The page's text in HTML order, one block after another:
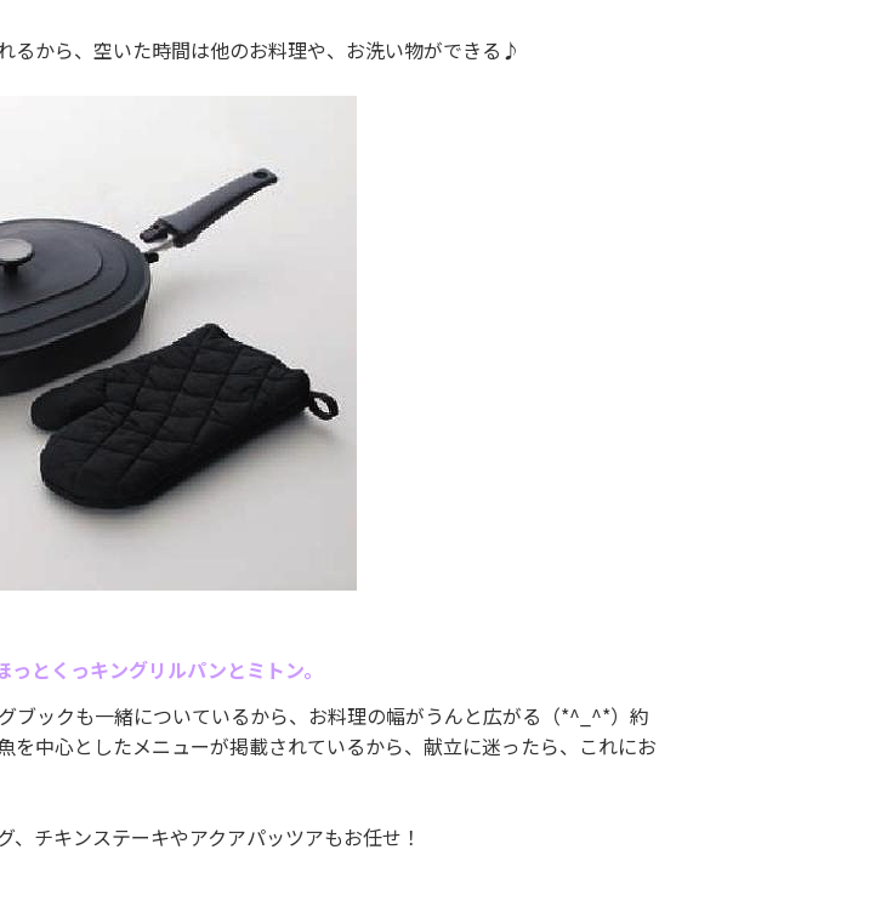
るから、空いた時間は他のお料理や、お洗い物ができる♪
とくっキングリルパンとミトン。
ブックも一緒についているから、お料理の幅がうんと広がる（*^_^*）約
を中心としたメニューが掲載されているから、献立に迷ったら、これにお
、チキンステーキやアクアパッツアもお任せ！